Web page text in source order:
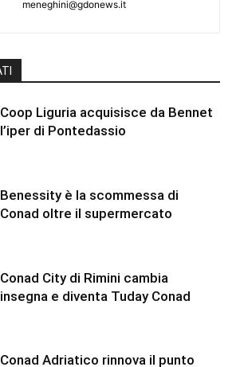
meneghini@gdonews.it
Coop Liguria acquisisce da Bennet
l’iper di Pontedassio
Benessity è la scommessa di
Conad oltre il supermercato
Conad City di Rimini cambia
insegna e diventa Tuday Conad
Conad Adriatico rinnova il punto